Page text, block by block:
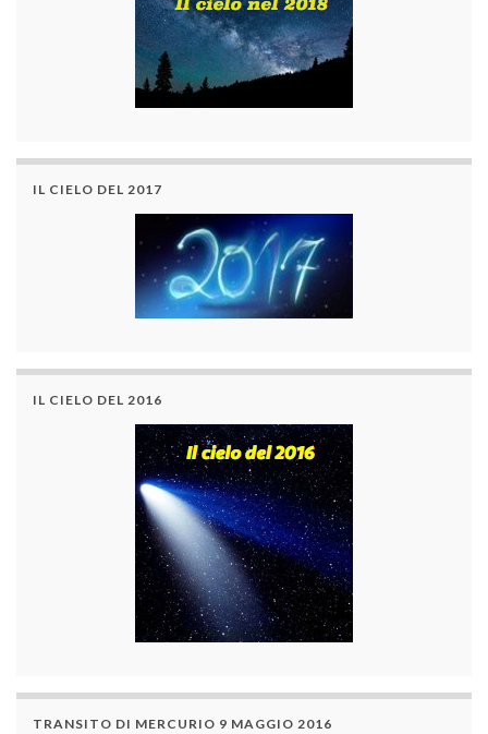
IL CIELO DEL 2017
IL CIELO DEL 2016
TRANSITO DI MERCURIO 9 MAGGIO 2016